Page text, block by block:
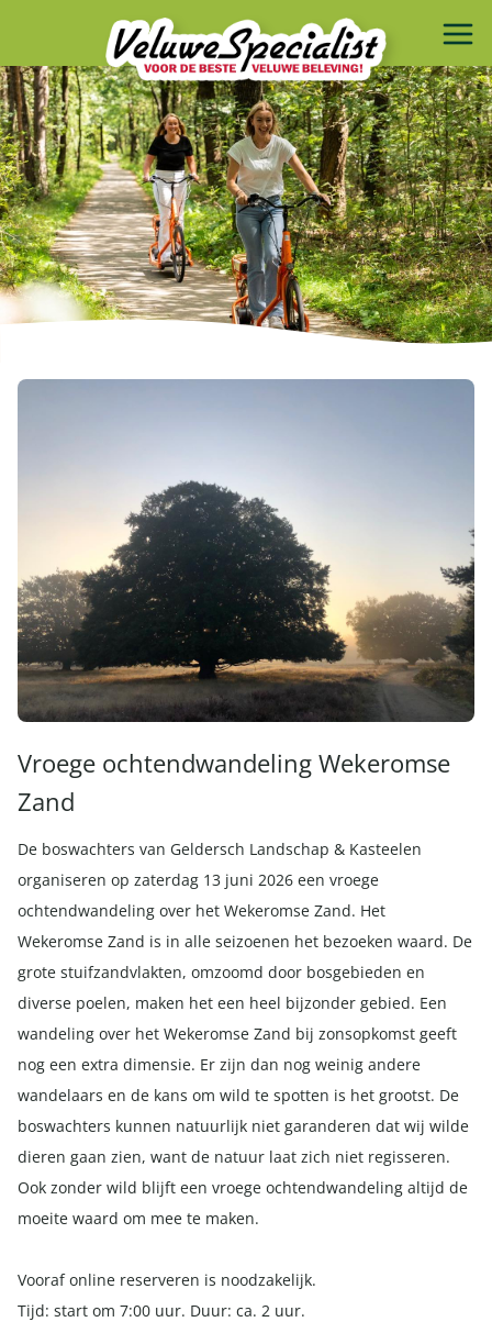
Vroege ochtendwandeling Wekeromse
Zand
De boswachters van Geldersch Landschap & Kasteelen
organiseren op zaterdag 13 juni 2026 een vroege
ochtendwandeling over het Wekeromse Zand. Het
Wekeromse Zand is in alle seizoenen het bezoeken waard. De
grote stuifzandvlakten, omzoomd door bosgebieden en
diverse poelen, maken het een heel bijzonder gebied. Een
wandeling over het Wekeromse Zand bij zonsopkomst geeft
nog een extra dimensie. Er zijn dan nog weinig andere
wandelaars en de kans om wild te spotten is het grootst. De
boswachters kunnen natuurlijk niet garanderen dat wij wilde
dieren gaan zien, want de natuur laat zich niet regisseren.
Ook zonder wild blijft een vroege ochtendwandeling altijd de
moeite waard om mee te maken.
Vooraf online reserveren is noodzakelijk.
Tijd: start om 7:00 uur. Duur: ca. 2 uur.